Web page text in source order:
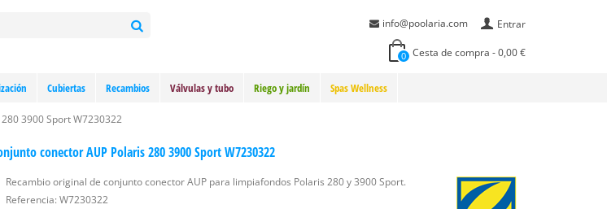
Entrar
info@poolaria.com
0 Cesta de compra -0,00 €
Cubiertas Recambios Válvulas y tubo Riego y jardín Spas Wellness
3900 Sport W7230322
conector AUP Polaris 280 3900 Sport W7230322
Recambio original de conjunto conector AUP para limpiafondos Polaris 280 y 3900 Sport.
Referencia: W7230322